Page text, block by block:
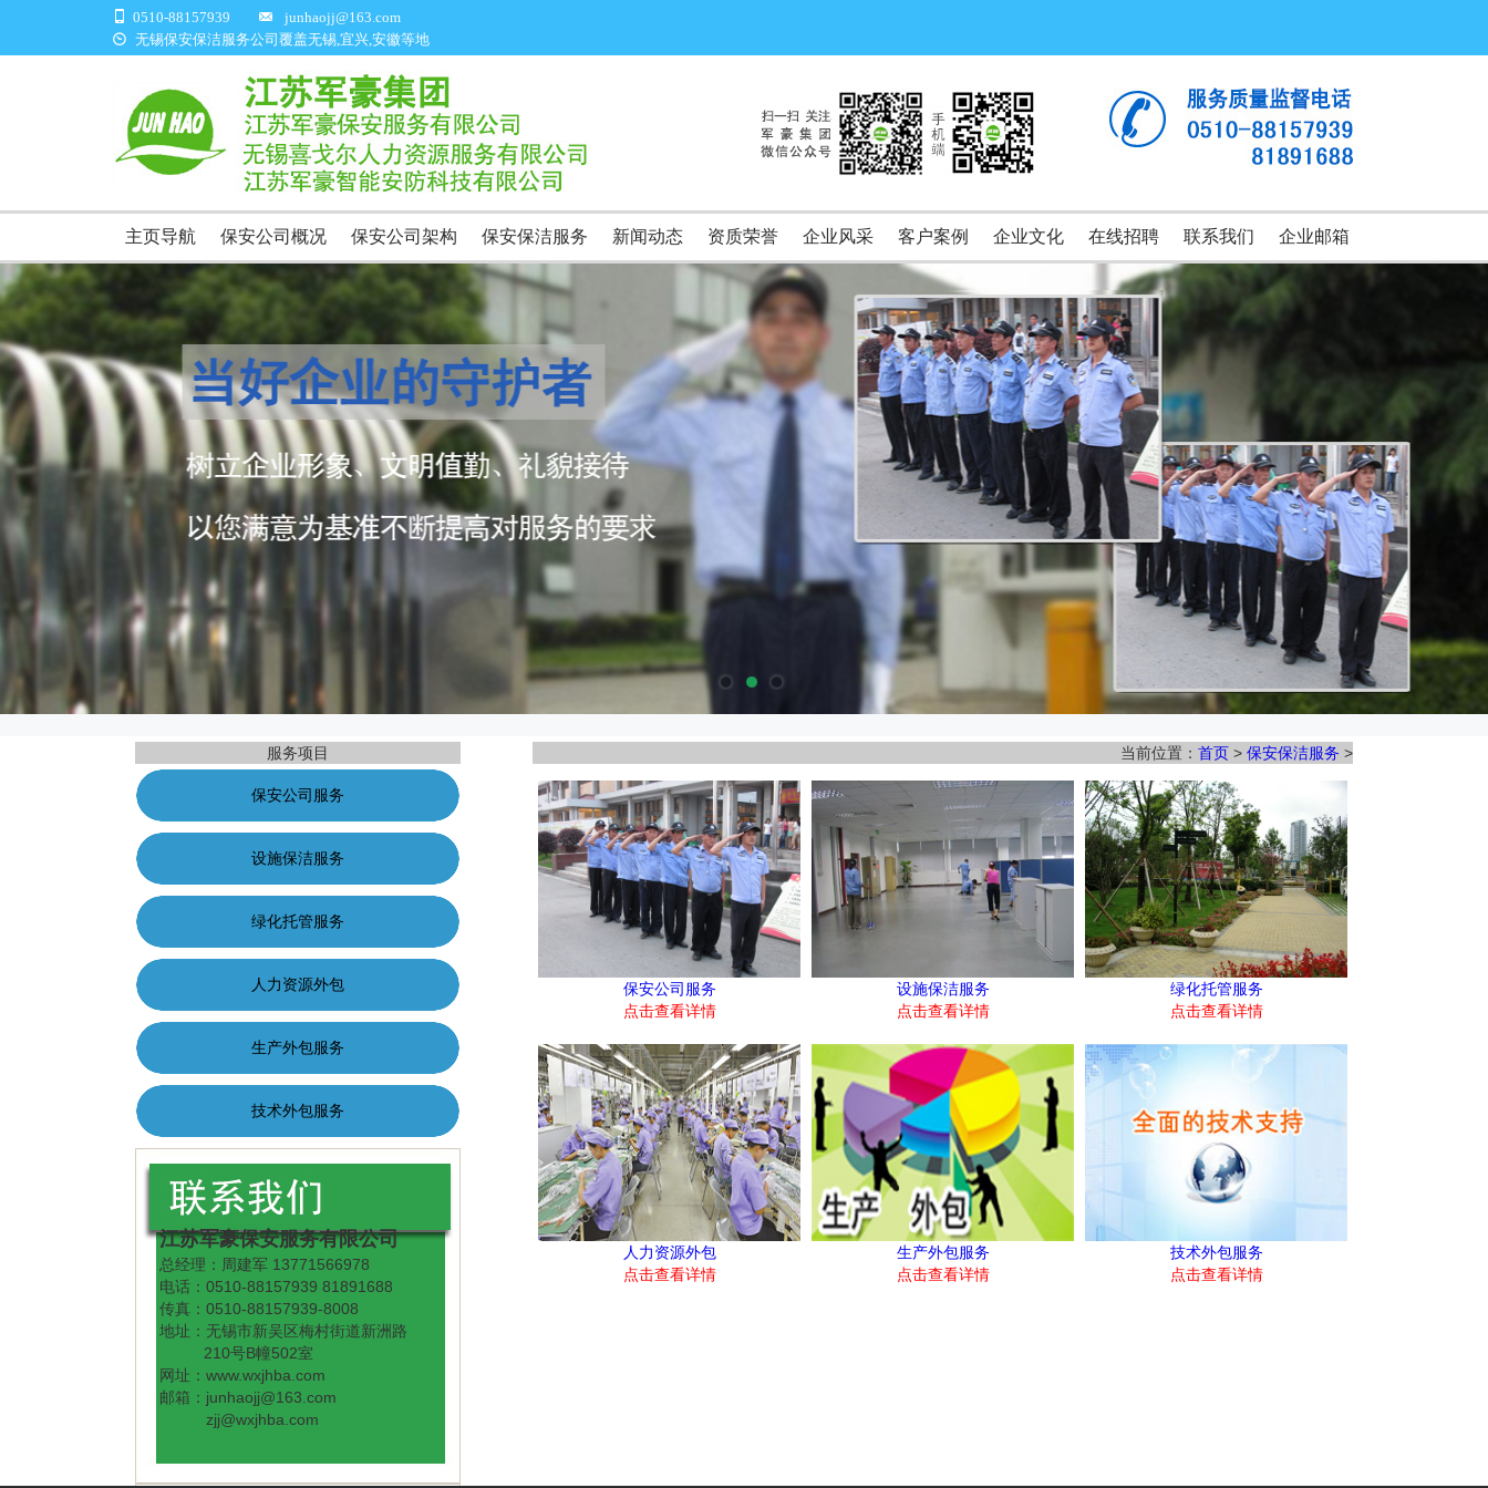
0510-88157939
junhaojj@163.com
无锡保安保洁服务公司覆盖无锡,宜兴,安徽等地
主页导航 保安公司概况 保安公司架构 保安保洁服务 新闻动态 资质荣誉 企业风采 客户案例 企业文化 在线招聘 联系我们 企业邮箱
服务项目 当前位置： 首页 > 保安保洁服务 >
保安公司服务
设施保洁服务
绿化托管服务
人力资源外包
生产外包服务
技术外包服务
江苏军豪保安服务有限公司
总经理：周建军 13771566978
电话：0510-88157939 81891688
传真：0510-88157939-8008
地址：无锡市新吴区梅村街道新洲路
210号B幢502室
网址：www.wxjhba.com
邮箱：junhaojj@163.com
zjj@wxjhba.com
保安公司服务
点击查看详情
设施保洁服务
点击查看详情
绿化托管服务
点击查看详情
人力资源外包
点击查看详情
生产外包服务
点击查看详情
技术外包服务
点击查看详情